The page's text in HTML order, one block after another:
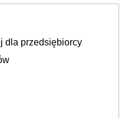
dla przedsiębiorcy